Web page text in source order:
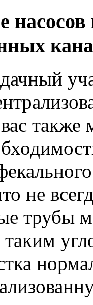
насосов
также
не
трубы
таким